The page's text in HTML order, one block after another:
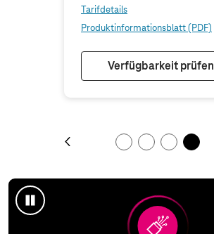
Tarifdetails
Produktinformationsblatt (PDF)
Verfügbarkeit prüfen
Animation